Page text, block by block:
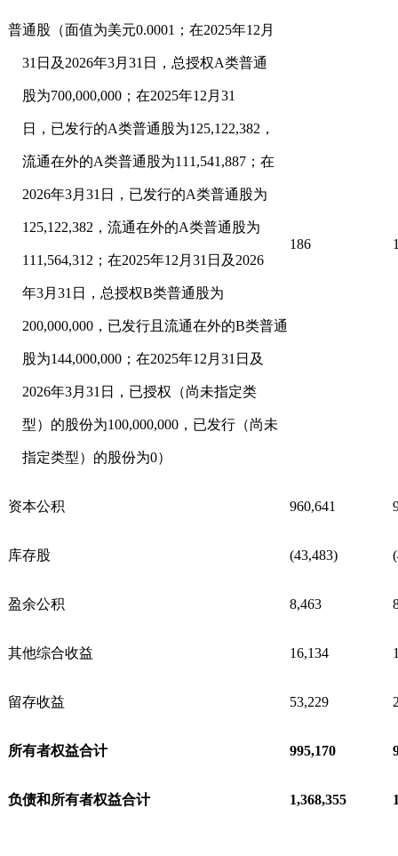
普通股（面值为美元0.0001；在2025年12月
31日及2026年3月31日，总授权A类普通
股为700,000,000；在2025年12月31
日，已发行的A类普通股为125,122,382，
流通在外的A类普通股为111,541,887；在
2026年3月31日，已发行的A类普通股为
125,122,382，流通在外的A类普通股为
111,564,312；在2025年12月31日及2026
年3月31日，总授权B类普通股为
200,000,000，已发行且流通在外的B类普通
股为144,000,000；在2025年12月31日及
2026年3月31日，已授权（尚未指定类
型）的股份为100,000,000，已发行（尚未
指定类型）的股份为0）
186
资本公积 960,641
库存股 (43,483)
盈余公积 8,463
其他综合收益 16,134
留存收益 53,229
所有者权益合计 995,170
负债和所有者权益合计 1,368,355